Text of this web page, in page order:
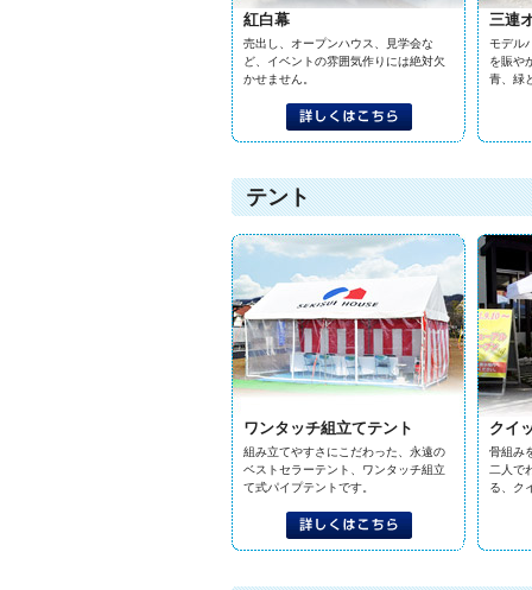
紅白幕
売出し、オープンハウス、見学会な
ど、イベントの雰囲気作りには絶対欠
かせません。
三連
モデル
を賑や
青、緑
テント
ワンタッチ組立てテント
組み立てやすさにこだわった、永遠の
ベストセラーテント、ワンタッチ組立
て式パイプテントです。
クイ
骨組み
二人で
る、ク